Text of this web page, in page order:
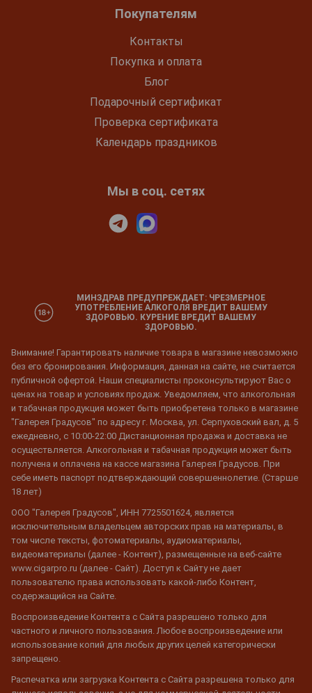
Покупателям
Контакты
Покупка и оплата
Блог
Подарочный сертификат
Проверка сертификата
Календарь праздников
Мы в соц. сетях
МИНЗДРАВ ПРЕДУПРЕЖДАЕТ: ЧРЕЗМЕРНОЕ
УПОТРЕБЛЕНИЕ АЛКОГОЛЯ ВРЕДИТ ВАШЕМУ
ЗДОРОВЬЮ. КУРЕНИЕ ВРЕДИТ ВАШЕМУ
ЗДОРОВЬЮ.
Внимание! Гарантировать наличие товара в магазине невозможно
без его бронирования. Информация, данная на сайте, не считается
публичной офертой. Наши специалисты проконсультируют Вас о
ценах на товар и условиях продаж. Уведомляем, что алкогольная
и табачная продукция может быть приобретена только в магазине
"Галерея Градусов" по адресу г. Москва, ул. Серпуховский вал, д. 5
ежедневно, с 10:00-22:00 Дистанционная продажа и доставка не
осуществляется. Алкогольная и табачная продукция может быть
получена и оплачена на кассе магазина Галерея Градусов. При
себе иметь паспорт подтверждающий совершеннолетие. (Старше
18 лет)
ООО "Галерея Градусов", ИНН 7725501624, является
исключительным владельцем авторских прав на материалы, в
том числе тексты, фотоматериалы, аудиоматериалы,
видеоматериалы (далее - Контент), размещенные на веб-сайте
www.cigarpro.ru (далее - Сайт). Доступ к Сайту не дает
пользователю права использовать какой-либо Контент,
содержащийся на Сайте.
Воспроизведение Контента с Сайта разрешено только для
частного и личного пользования. Любое воспроизведение или
использование копий для любых других целей категорически
запрещено.
Распечатка или загрузка Контента с Сайта разрешена только для